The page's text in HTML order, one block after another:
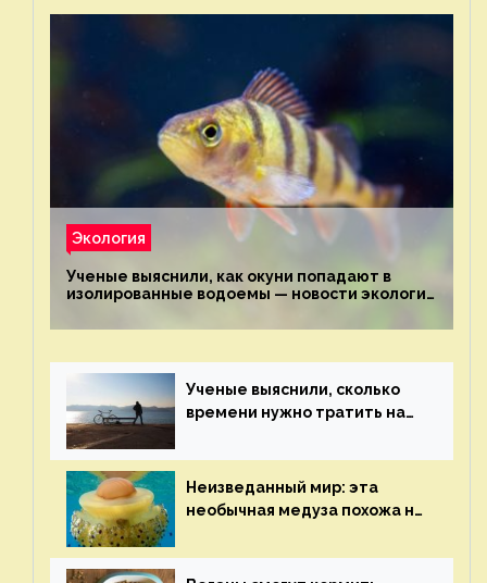
Экология
Ученые выяснили, как окуни попадают в
изолированные водоемы — новости экологии
Ученые выяснили, сколько
времени нужно тратить на
здоровья — новости экологии
на ECOportal
Неизведанный мир: эта
необычная медуза похожа на
экологии на ECOportal